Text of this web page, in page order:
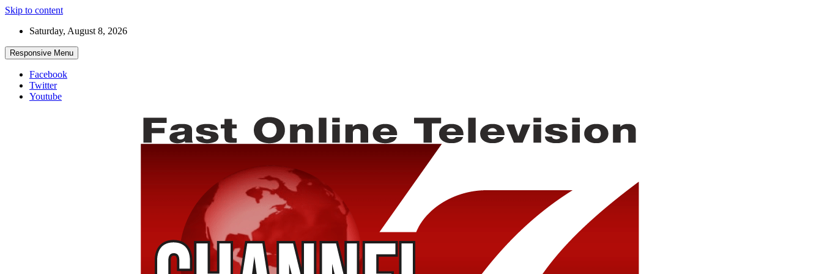
Skip to content
Saturday, August 8, 2026
Responsive Menu
Facebook
Twitter
Youtube